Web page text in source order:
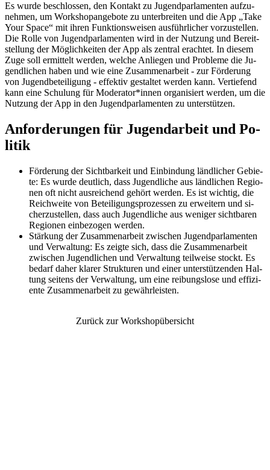
Es wur­de be­schlos­sen, den Kon­takt zu Ju­gend­par­la­men­ten auf­zu­
neh­men, um Work­shop­an­ge­bo­te zu un­ter­brei­ten und die App „Take
Your Space“ mit ih­ren Funk­ti­ons­wei­sen aus­führ­li­cher vor­zu­stel­len.
Die Rol­le von Ju­gend­par­la­men­ten wird in der Nut­zung und Be­reit­
stel­lung der Mög­lich­kei­ten der App als zen­tral er­ach­tet. In die­sem
Zuge soll er­mit­telt wer­den, wel­che An­lie­gen und Pro­ble­me die Ju­
gend­li­chen ha­ben und wie eine Zu­sam­men­ar­beit - zur För­de­rung
von Ju­gend­be­tei­li­gung - ef­fek­tiv ge­stal­tet wer­den kann. Ver­tie­fend
kann eine Schu­lung für Mo­de­ra­tor*in­nen or­ga­ni­siert wer­den, um die
Nut­zung der App in den Ju­gend­par­la­men­ten zu un­ter­stüt­zen.
An­for­de­run­gen für Ju­gend­ar­beit und Po­
li­tik
För­de­rung der Sicht­bar­keit und Ein­bin­dung länd­li­cher Ge­bie­
te: Es wur­de deut­lich, dass Ju­gend­li­che aus länd­li­chen Re­gio­
nen oft nicht aus­rei­chend ge­hört wer­den. Es ist wich­tig, die
Reich­wei­te von Be­tei­li­gungs­pro­zes­sen zu er­wei­tern und si­
cher­zu­stel­len, dass auch Ju­gend­li­che aus we­ni­ger sicht­ba­ren
Re­gio­nen ein­be­zo­gen wer­den.
Stär­kung der Zu­sam­men­ar­beit zwi­schen Ju­gend­par­la­men­ten
und Ver­wal­tung: Es zeig­te sich, dass die Zu­sam­men­ar­beit
zwi­schen Ju­gend­li­chen und Ver­wal­tung teil­wei­se stockt. Es
be­darf da­her kla­rer Struk­tu­ren und ei­ner un­ter­stüt­zen­den Hal­
tung sei­tens der Ver­wal­tung, um eine rei­bungs­lo­se und ef­fi­zi­
en­te Zu­sam­men­ar­beit zu ge­währ­leis­ten.
Zurück zur Workshopübersicht